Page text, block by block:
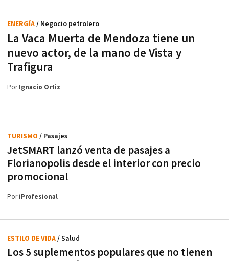
La Vaca Muerta de Mendoza tiene un
nuevo actor, de la mano de Vista y
Trafigura
ENERGÍA/ Negocio petrolero
PorIgnacio Ortiz
JetSMART lanzó venta de pasajes a
Florianopolis desde el interior con precio
promocional
TURISMO / Pasajes
PoriProfesional
Los 5 suplementos populares que no tienen
ESTILO DE VIDA/ Salud